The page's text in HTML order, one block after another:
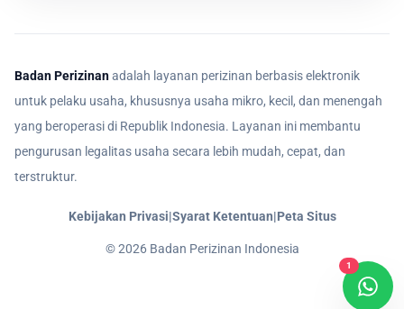
Badan Perizinanadalah layanan perizinan berbasis elektronik
untuk pelaku usaha, khususnya usaha mikro, kecil, dan menengah
yang beroperasi di Republik Indonesia. Layanan ini membantu
pengurusan legalitas usaha secara lebih mudah, cepat, dan
terstruktur.
Kebijakan Privasi|Syarat Ketentuan|Peta Situs
©2026Badan Perizinan Indonesia
1